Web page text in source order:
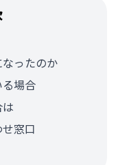
ったのか
場合
窓口